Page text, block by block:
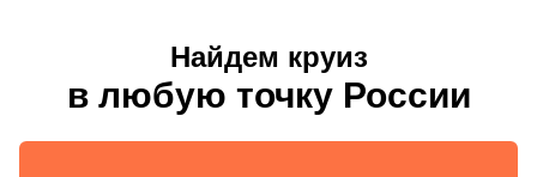
Найдем круиз
в любую точку России